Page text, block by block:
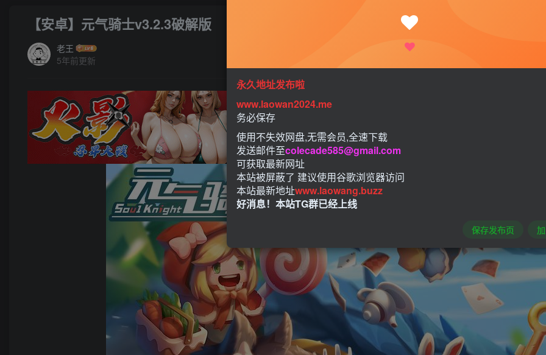
【安卓】元气骑士v3.2.3破解版
老王
5年前更新
永久地址发布啦
www.laowan2024.me
务必保存
使用不失效网盘,无需会员,全速下载
发送邮件至colecade585@gmail.com
可获取最新网址
本站被屏蔽了 建议使用谷歌浏览器访问
本站最新地址www.laowang.buzz
好消息！本站TG群已经上线
保存发布页